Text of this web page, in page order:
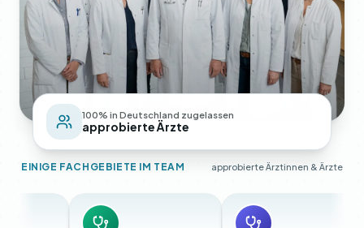
100% in Deutschland zugelassen
approbierte Ärzte
EINIGE FACHGEBIETE IM TEAM approbierte Ärztinnen & Ärzte